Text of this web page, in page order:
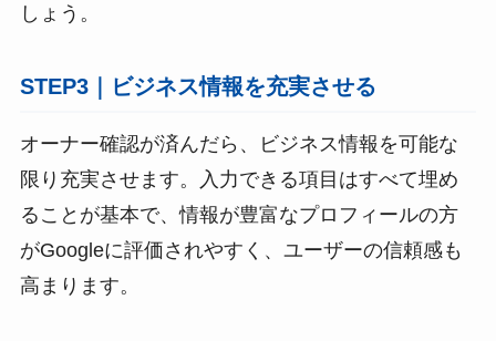
しょう。
STEP3｜ビジネス情報を充実させる
オーナー確認が済んだら、ビジネス情報を可能な
限り充実させます。入力できる項目はすべて埋め
ることが基本で、情報が豊富なプロフィールの方
がGoogleに評価されやすく、ユーザーの信頼感も
高まります。